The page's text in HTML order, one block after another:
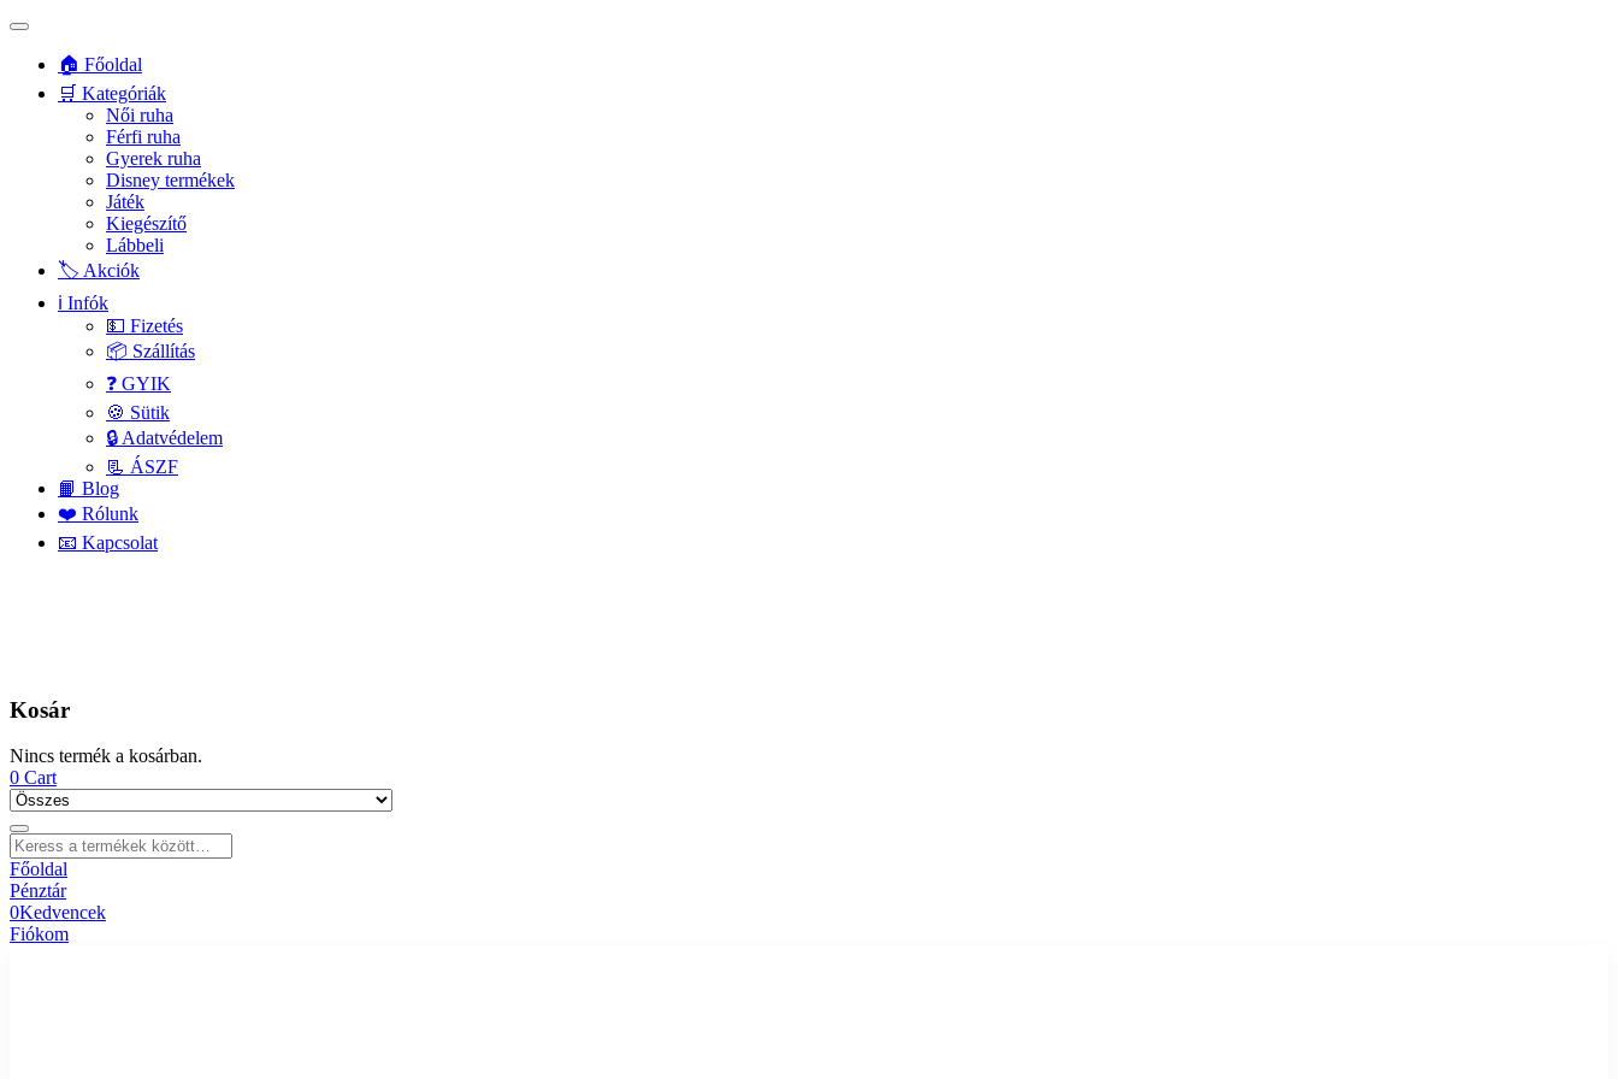
🏠 Főoldal
🛒 Kategóriák
Női ruha
Férfi ruha
Gyerek ruha
Disney termékek
Játék
Kiegészítő
Lábbeli
🏷️ Akciók
ℹ️ Infók
💵 Fizetés
📦 Szállítás
❓ GYIK
🍪 Sütik
🔒 Adatvédelem
📃 ÁSZF
📙 Blog
❤️ Rólunk
📧 Kapcsolat
Kosár
Nincs termék a kosárban.
0 Cart
Főoldal
Pénztár
0Kedvencek
Fiókom